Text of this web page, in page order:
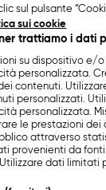
sul pulsante
sui cookie
trattiamo i dati
su dispositivo e/
personalizzata.
contenuti.
personalizzati.
personalizzata.
le prestazioni dei
attraverso
provenienti da
dati limitati